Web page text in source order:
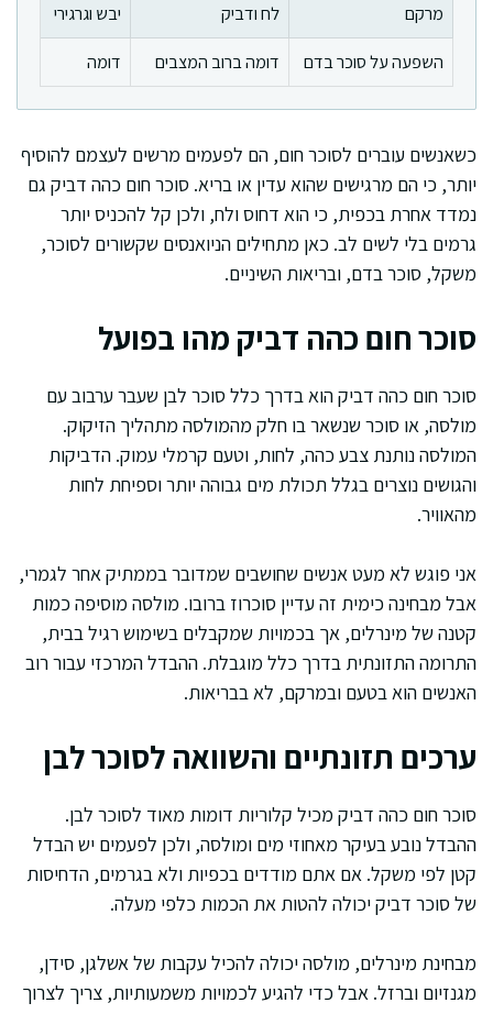
מרקם
לח ודביק
יבש וגרגירי
השפעה על סוכר בדם
דומה ברוב המצבים דומה
כשאנשים עוברים לסוכר חום, הם לפעמים מרשים לעצמם להוסיף
יותר, כי הם מרגישים שהוא עדין או בריא. סוכר חום כהה דביק גם
נמדד אחרת בכפית, כי הוא דחוס ולח, ולכן קל להכניס יותר
גרמים בלי לשים לב. כאן מתחילים הניואנסים שקשורים לסוכר,
משקל, סוכר בדם, ובריאות השיניים.
סוכר חום כהה דביק מהו בפועל
סוכר חום כהה דביק הוא בדרך כלל סוכר לבן שעבר ערבוב עם
מולסה, או סוכר שנשאר בו חלק מהמולסה מתהליך הזיקוק.
המולסה נותנת צבע כהה, לחות, וטעם קרמלי עמוק. הדביקות
והגושים נוצרים בגלל תכולת מים גבוהה יותר וספיחת לחות
מהאוויר.
אני פוגש לא מעט אנשים שחושבים שמדובר בממתיק אחר לגמרי,
אבל מבחינה כימית זה עדיין סוכרוז ברובו. מולסה מוסיפה כמות
קטנה של מינרלים, אך בכמויות שמקבלים בשימוש רגיל בבית,
התרומה התזונתית בדרך כלל מוגבלת. ההבדל המרכזי עבור רוב
האנשים הוא בטעם ובמרקם, לא בבריאות.
ערכים תזונתיים והשוואה לסוכר לבן
סוכר חום כהה דביק מכיל קלוריות דומות מאוד לסוכר לבן.
ההבדל נובע בעיקר מאחוזי מים ומולסה, ולכן לפעמים יש הבדל
קטן לפי משקל. אם אתם מודדים בכפיות ולא בגרמים, הדחיסות
של סוכר דביק יכולה להטות את הכמות כלפי מעלה.
מבחינת מינרלים, מולסה יכולה להכיל עקבות של אשלגן, סידן,
מגנזיום וברזל. אבל כדי להגיע לכמויות משמעותיות, צריך לצרוך